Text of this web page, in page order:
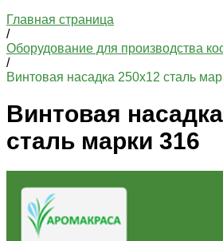
Главная страница
/
Оборудование для производства
/
Винтовая насадка 250х12 сталь
Винтовая
сталь марки 316